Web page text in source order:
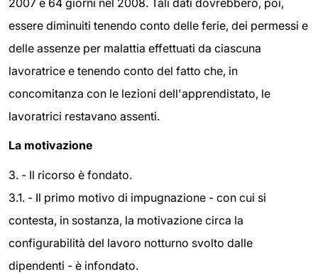
essere diminuiti tenendo conto delle ferie, dei permessi e
delle assenze per malattia effettuati da ciascuna
lavoratrice e tenendo conto del fatto che, in
concomitanza con le lezioni dell'apprendistato, le
lavoratrici restavano assenti.
La motivazione
3. - Il ricorso è fondato.
3.1. - Il primo motivo di impugnazione - con cui si
contesta, in sostanza, la motivazione circa la
configurabilità del lavoro notturno svolto dalle
dipendenti - è infondato.